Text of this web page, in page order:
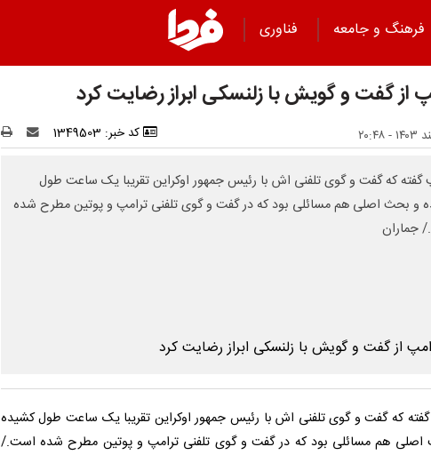
فرهنگ و جامعه فناوری
از گفت و گویش با زلنسکی ابراز رضایت کرد
کد خبر: 1349503
گفته که گفت و گوی تلفنی اش با رئیس جمهور اوکراین تقریبا یک ساعت طول
و بحث اصلی هم مسائلی بود که در گفت و گوی تلفنی ترامپ و پوتین مطرح شده
جماران
که گفت و گوی تلفنی اش با رئیس جمهور اوکراین تقریبا یک ساعت طول کشیده
هم مسائلی بود که در گفت و گوی تلفنی ترامپ و پوتین مطرح شده است./